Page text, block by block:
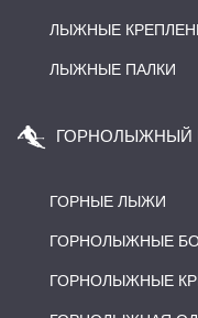
ЛЫЖНЫЕ
ЛЫЖНЫЕ ПАЛКИ
ГОРНОЛЫЖНЫЙ
ГОРНЫЕ ЛЫЖИ
ГОРНОЛЫЖНЫЕ
ГОРНОЛЫЖНЫЕ